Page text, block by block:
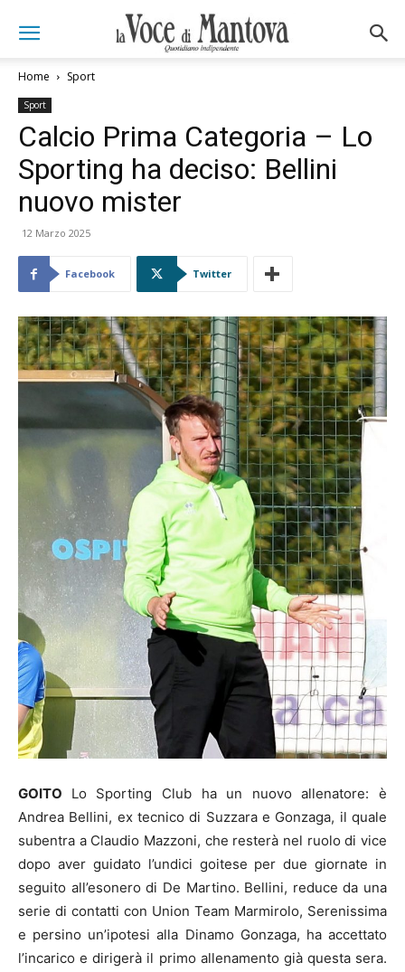
Home Sport
Sport
Calcio Prima Categoria – Lo
Sporting ha deciso: Bellini
nuovo mister
12 Marzo 2025
Facebook Twitter
GOITO Lo Sporting Club ha un nuovo allenatore: è
Andrea Bellini, ex tecnico di Suzzara e Gonzaga, il quale
subentra a Claudio Mazzoni, che resterà nel ruolo di vice
dopo aver guidato l’undici goitese per due giornate in
seguito all’esonero di De Martino. Bellini, reduce da una
serie di contatti con Union Team Marmirolo, Serenissima
e persino un’ipotesi alla Dinamo Gonzaga, ha accettato
l’incarico e dirigerà il primo allenamento già questa sera.